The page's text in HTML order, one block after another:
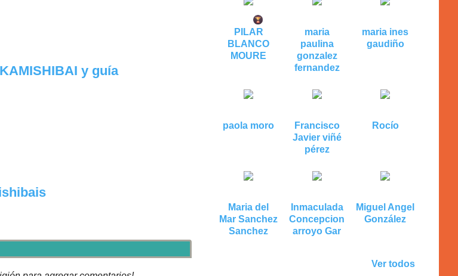
y guía
PILAR
BLANCO
MOURE
maria
paulina
gonzalez
fernandez
maria ines
gaudiño
paola moro
Francisco
Javier viñé
pérez
Rocío
Maria del
Mar Sanchez
Sanchez
Inmaculada
Concepcion
arroyo Gar
Miguel Angel
González
Ver todos